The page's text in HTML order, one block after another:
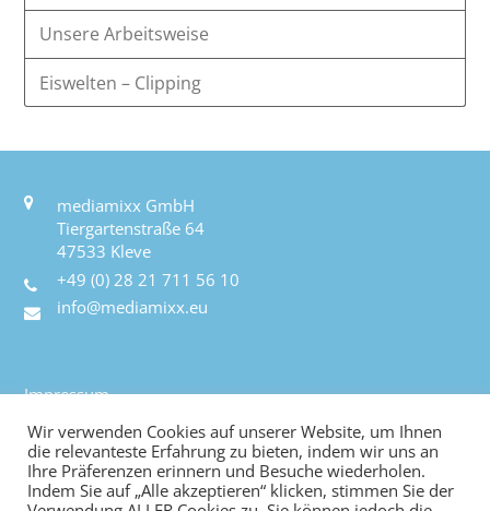
Unsere Arbeitsweise
Eiswelten – Clipping
mediamixx GmbH
Tiergartenstraße 64
47533 Kleve
+49 (0) 28 21 711 56 10
info@mediamixx.eu
Impressum
Datenschutz
AGB
Kontakt
Wir verwenden Cookies auf unserer Website, um Ihnen
die relevanteste Erfahrung zu bieten, indem wir uns an
Ihre Präferenzen erinnern und Besuche wiederholen.
Indem Sie auf „Alle akzeptieren“ klicken, stimmen Sie der